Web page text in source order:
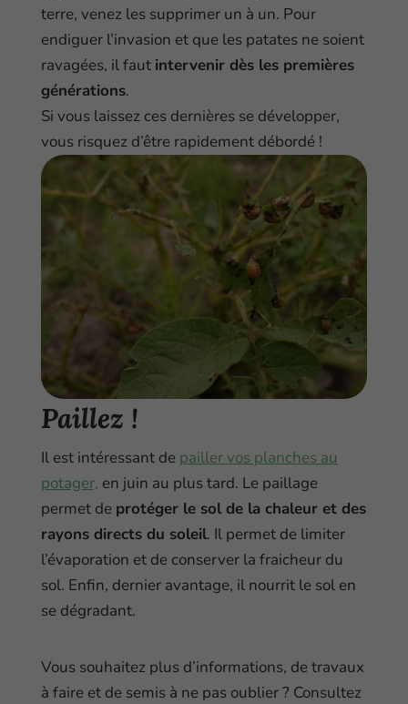
terre, venez les supprimer un à un. Pour
endiguer l’invasion et que les patates ne soient
ravagées, il faut intervenir dès les premières
générations.
Si vous laissez ces dernières se développer,
vous risquez d’être rapidement débordé !
Paillez !
Il est intéressant de pailler vos planches au
potager, en juin au plus tard. Le paillage
permet de protéger le sol de la chaleur et des
rayons directs du soleil. Il permet de limiter
l’évaporation et de conserver la fraicheur du
sol. Enfin, dernier avantage, il nourrit le sol en
se dégradant.
Vous souhaitez plus d’informations, de travaux
à faire et de semis à ne pas oublier ? Consultez